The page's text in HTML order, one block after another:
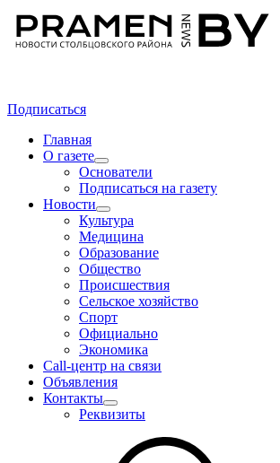
Подписаться
Главная
О газете
Основатели
Подписаться на газету
Новости
Культура
Медицина
Образование
Общество
Происшествия
Сельское хозяйство
Спорт
Официально
Экономика
Call-центр на связи
Объявления
Контакты
Реквизиты